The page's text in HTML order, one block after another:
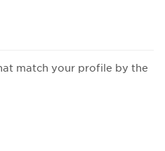
match your profile by the